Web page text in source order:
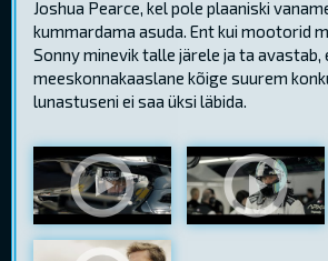
Joshua Pearce, kel pole plaaniski
kummardama asuda. Ent kui mootorid
Sonny minevik talle järele ja ta avastab,
meeskonnakaaslane kõige suurem
lunastuseni ei saa üksi läbida.